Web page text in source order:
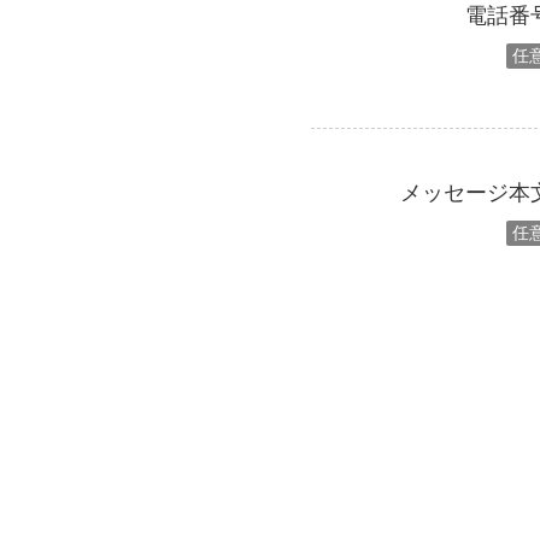
電話番
任
メッセージ本
任